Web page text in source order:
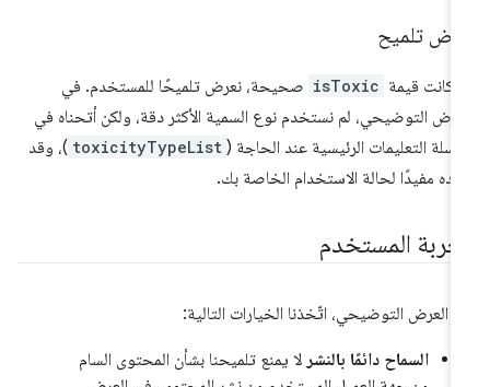
تلميح
كانت قيمة isToxic صحيحة، نعرض تلميحًا للمستخدم. في
التوضيحي، لم نستخدم نوع السمية الأكثر دقة، ولكن أتحناه في
التعليمات الرئيسية عند الحاجة ( toxicityTypeList )، وقد
مفيدًا لحالة الاستخدام الخاصة بك.
المستخدم
العرض التوضيحي، اتّخذنا الخيارات التالية:
السماح دائمًا بالنشرلا يمنع تلميحنا بشأن المحتوى السام